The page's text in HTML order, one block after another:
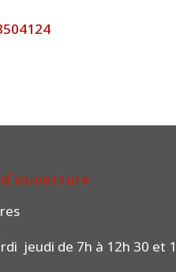
jeudi de 7h à 12h 30 et